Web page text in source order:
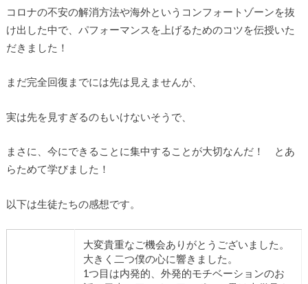
コロナの不安の解消方法や海外というコンフォートゾーンを抜
け出した中で、パフォーマンスを上げるためのコツを伝授いた
だきました！
まだ完全回復までには先は見えませんが、
実は先を見すぎるのもいけないそうで、
まさに、今にできることに集中することが大切なんだ！ とあ
らためて学びました！
以下は生徒たちの感想です。
大変貴重なご機会ありがとうございました。
大きく二つ僕の心に響きました。
1つ目は内発的、外発的モチベーションのお